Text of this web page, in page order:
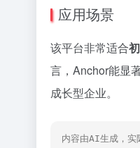
应用场景
该平台非常适合
言，Anchor能显
成长型企业。
内容由AI生成，实